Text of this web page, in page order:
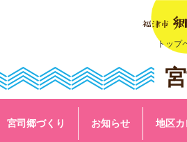
トップ
宮司郷づくり お知らせ 地区